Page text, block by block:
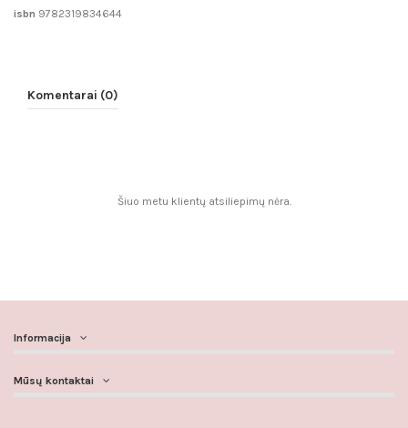
isbn 9782319834644
Komentarai (0)
Šiuo metu klientų atsiliepimų nėra.
Informacija
Mūsų kontaktai